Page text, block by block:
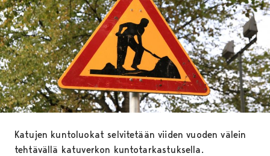
Katujen kuntoluokat selvitetään viiden vuoden välein
tehtävällä katuverkon kuntotarkastuksella.